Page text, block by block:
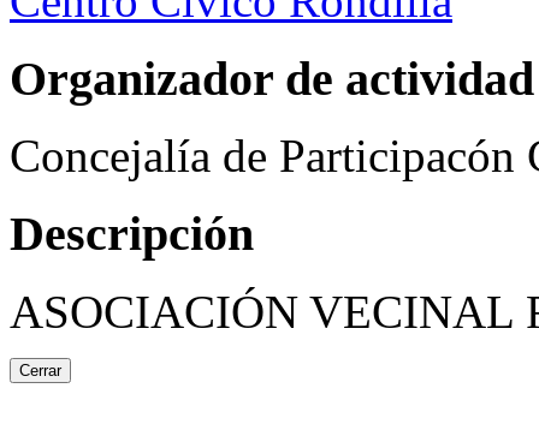
Organizador de actividad
Concejalía de Participacón
Descripción
ASOCIACIÓN VECINAL
Cerrar